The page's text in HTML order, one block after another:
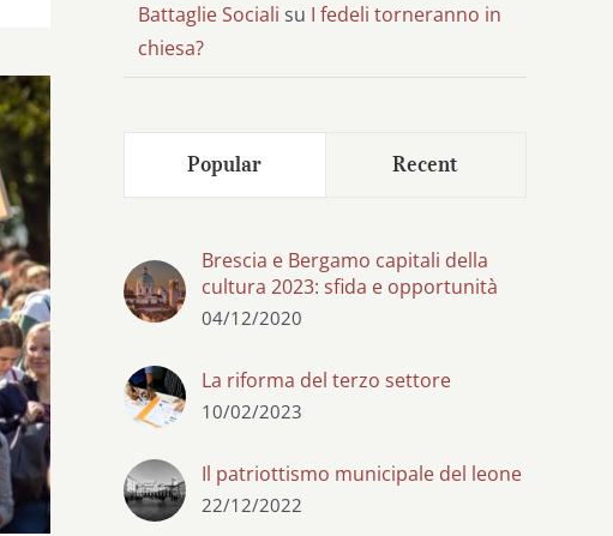
Battaglie Sociali su I fedeli torneranno in
chiesa?
Popular Recent
Brescia e Bergamo capitali della
cultura 2023: sfida e opportunità
04/12/2020
La riforma del terzo settore
10/02/2023
Il patriottismo municipale del leone
22/12/2022